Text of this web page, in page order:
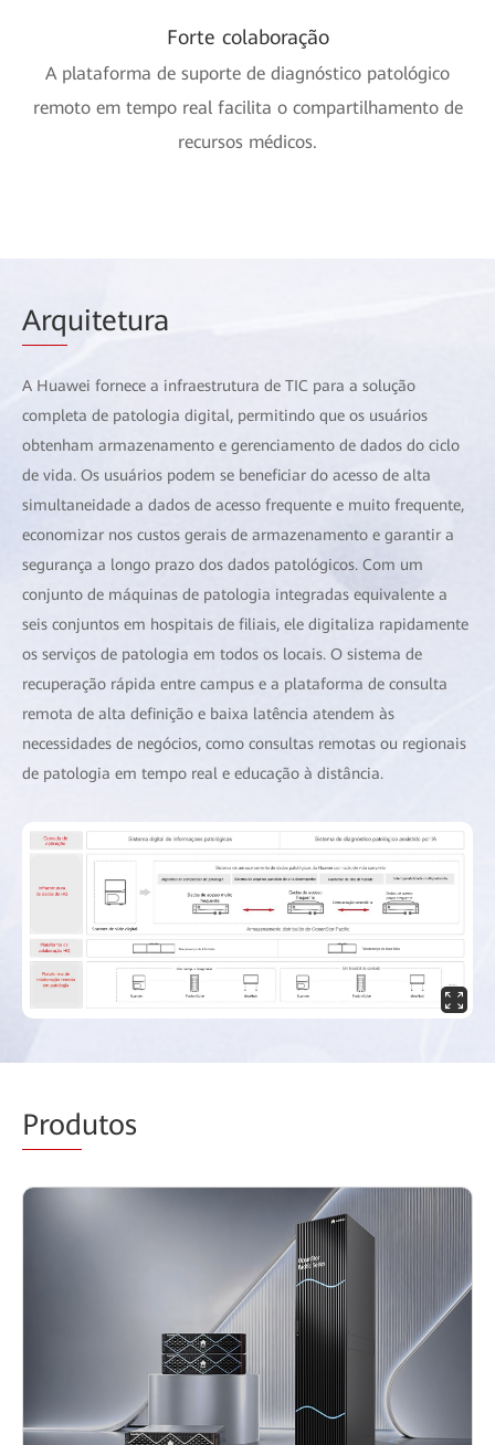
Forte colaboração
A plataforma de suporte de diagnóstico patológico
remoto em tempo real facilita o compartilhamento de
recursos médicos.
Arquitetura
A Huawei fornece a infraestrutura de TIC para a solução
completa de patologia digital, permitindo que os usuários
obtenham armazenamento e gerenciamento de dados do ciclo
de vida. Os usuários podem se beneficiar do acesso de alta
simultaneidade a dados de acesso frequente e muito frequente,
economizar nos custos gerais de armazenamento e garantir a
segurança a longo prazo dos dados patológicos. Com um
conjunto de máquinas de patologia integradas equivalente a
seis conjuntos em hospitais de filiais, ele digitaliza rapidamente
os serviços de patologia em todos os locais. O sistema de
recuperação rápida entre campus e a plataforma de consulta
remota de alta definição e baixa latência atendem às
necessidades de negócios, como consultas remotas ou regionais
de patologia em tempo real e educação à distância.
Produtos